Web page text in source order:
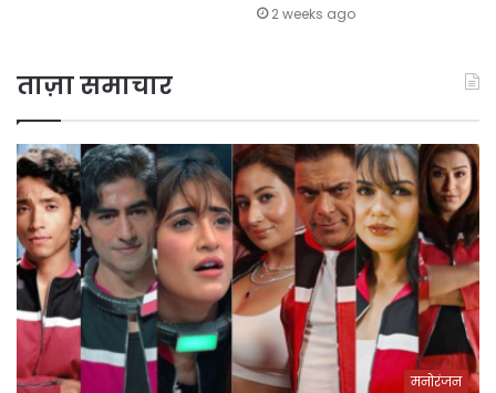
2 weeks ago
ताज़ा समाचार
मनोरंजन